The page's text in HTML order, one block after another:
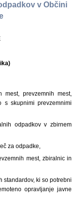
v Občini
mest, prevzemnih mest,
s skupnimi prevzemnimi
odpadkov v zbirnem
za odpadke,
mest, zbiralnic in
ki so potrebni
opravljanje javne